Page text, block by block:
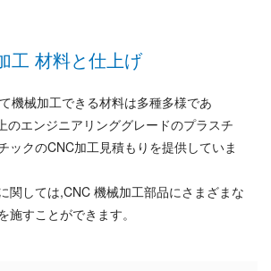
工 材料と仕上げ
機械加工できる材料は多種多様であ
のエンジニアリンググレードのプラスチ
ックのCNC加工見積もりを提供していま
関しては,CNC 機械加工部品にさまざまな
施すことができます。